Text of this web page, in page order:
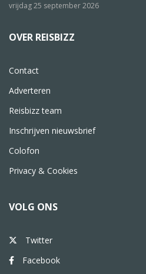
vrijdag 25 september 2026
OVER REISBIZZ
Contact
Adverteren
Reisbizz team
Inschrijven nieuwsbrief
Colofon
Privacy & Cookies
VOLG ONS
Twitter
Facebook